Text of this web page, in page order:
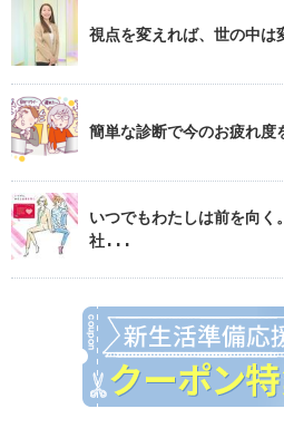
視点を変えれば、世の中
簡単な診断で今のお疲れ度
いつでもわたしは前を向
社...